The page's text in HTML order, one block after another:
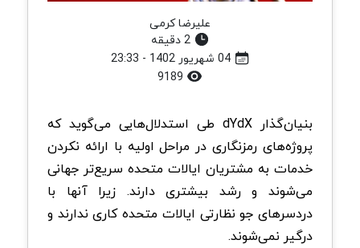
علیرضا کرمی
2 دقیقه
04 شهریور 1402 - 23:33
بنیان‌گذار dYdX طی استدلال‌هایی می‌گوید که
پروژه‌های رمزنگاری در مراحل اولیه با ارائه نکردن
خدمات به مشتریان ایالات متحده سریع‌تر جهانی
می‌شوند و رشد بیشتری دارند. زیرا آنها با
دردسرهای جو نظارتی ایالات متحده کاری ندارند و
درگیر نمی‌شوند.